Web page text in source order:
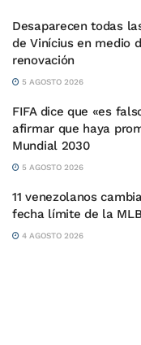
Desaparecen todas
de Vinícius en medio
renovación
5 AGOSTO 2026
FIFA dice que «es
afirmar que haya
Mundial 2030
5 AGOSTO 2026
11 venezolanos
fecha límite de la MLB
4 AGOSTO 2026